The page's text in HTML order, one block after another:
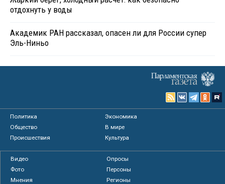
отдохнуть у воды
Академик РАН рассказал, опасен ли для России супер
Эль-Ниньо
Политика
Экономика
Общество
В мире
Происшествия
Культура
Видео
Опросы
Фото
Персоны
Мнения
Регионы